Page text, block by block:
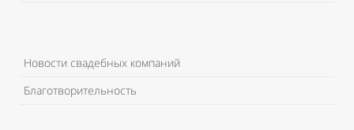
Новости свадебных компаний
Благотворительность